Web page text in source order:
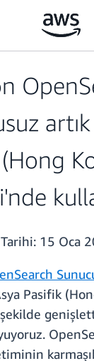
15 Oca
Pasifik